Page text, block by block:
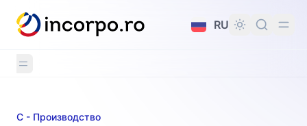
контенту
RU
Код ОКВЭД 2895: Производство машин и
C - Производство